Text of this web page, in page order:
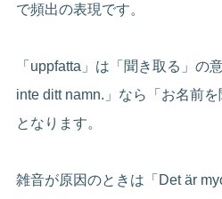
で頻出の表現です。
「uppfatta」は「聞き取る」の
inte ditt namn.」なら「お名前を
となります。
雑音が原因のときは「Det är